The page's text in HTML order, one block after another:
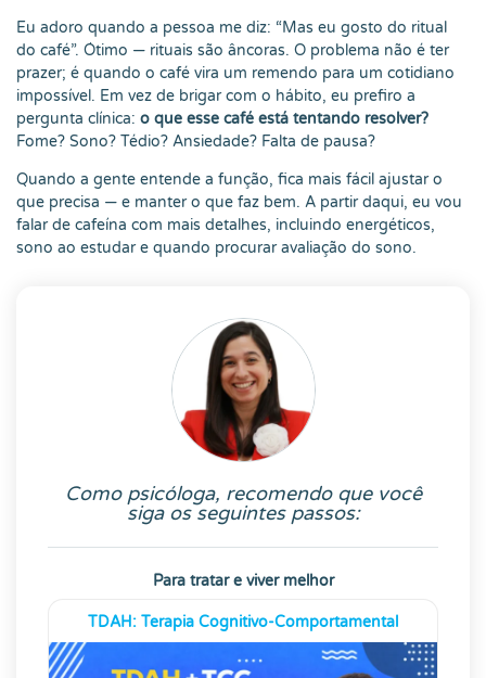
Eu adoro quando a pessoa me diz: “Mas eu gosto do ritual
do café”. Ótimo — rituais são âncoras. O problema não é ter
prazer; é quando o café vira um remendo para um cotidiano
impossível. Em vez de brigar com o hábito, eu prefiro a
pergunta clínica: o que esse café está tentando resolver?
Fome? Sono? Tédio? Ansiedade? Falta de pausa?
Quando a gente entende a função, fica mais fácil ajustar o
que precisa — e manter o que faz bem. A partir daqui, eu vou
falar de cafeína com mais detalhes, incluindo energéticos,
sono ao estudar e quando procurar avaliação do sono.
Como psicóloga, recomendo que você
siga os seguintes passos:
Para tratar e viver melhor
TDAH: Terapia Cognitivo-Comportamental